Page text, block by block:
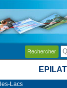
Rechercher
Lacs